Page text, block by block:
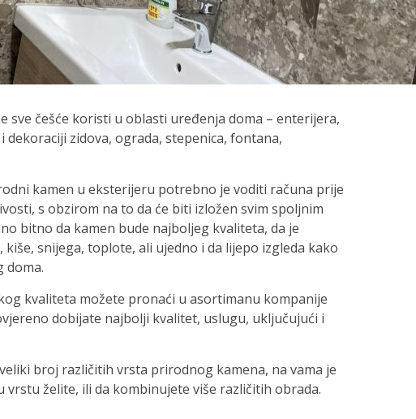
sve češće koristi u oblasti uređenja doma – enterijera,
dekoraciji zidova, ograda, stepenica, fontana,
kamen u eksterijeru potrebno je voditi računa prije
s obzirom na to da će biti izložen svim spoljnim
bitno da kamen bude najboljeg kvaliteta, da je
snijega, toplote, ali ujedno i da lijepo izgleda kako
doma.
kvaliteta možete pronaći u asortimanu kompanije
dobijate najbolji kvalitet, uslugu, uključujući i
broj različitih vrsta prirodnog kamena, na vama je
vrstu želite, ili da kombinujete više različitih obrada.